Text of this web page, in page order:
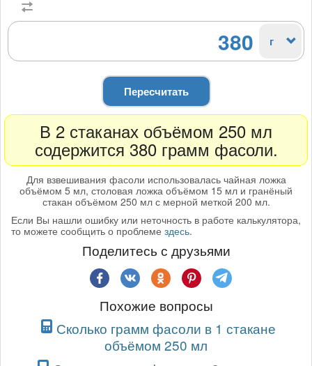
380 г
Пересчитать
В 2 стаканах объёмом 250 мл
содержится 380 грамм фасоли.
Для взвешивания фасоли использовалась чайная ложка
объёмом 5 мл, столовая ложка объёмом 15 мл и гранёный
стакан объёмом 250 мл с мерной меткой 200 мл.
Если Вы нашли ошибку или неточность в работе калькулятора,
то можете сообщить о проблеме здесь.
Поделитесь с друзьями
Похожие вопросы
Сколько грамм фасоли в 1 стакане
объёмом 250 мл